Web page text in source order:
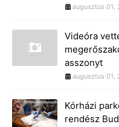
augusztus 01,
Videóra
asszonyt
augusztus 01,
Kórházi
rendész